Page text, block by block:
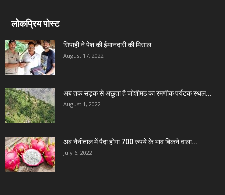
लोकप्रिय पोस्ट
सिपाही ने पेश की ईमानदारी की मिसाल
August 17, 2022
अब तक सड़क से अछूता है जोशीमठ का रमणीक पर्यटक स्थल...
August 1, 2022
अब नैनीताल में पैदा होगा 700 रुपये के भाव बिकने वाला...
July 6, 2022